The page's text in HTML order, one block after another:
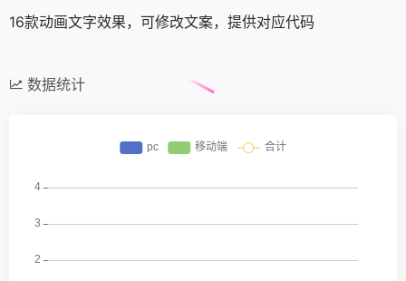
16款动画文字效果，可修改文案，提供对应代码
数据统计